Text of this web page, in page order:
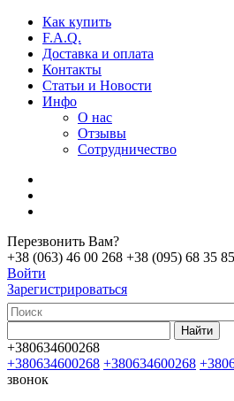
Как купить
F.A.Q.
Доставка и оплата
Контакты
Статьи и Новости
Инфо
О нас
Отзывы
Сотрудничество
Перезвонить Вам?
+38 (063) 46 00 268 +38 (095) 68 35
Войти
Зарегистрироваться
+380634600268
+380634600268 +380634600268
звонок